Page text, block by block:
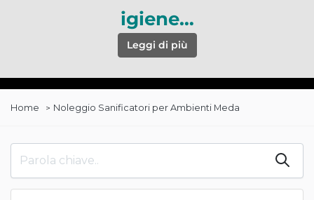
igiene…
Leggi di più
Home Noleggio Sanificatori per Ambienti Meda